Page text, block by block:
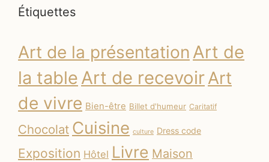
Étiquettes
Art de la présentation Art de
la table Art de recevoirArt
de vivre Bien-être Billet d'humeur Caritatif
Chocolat Cuisine culture Dress code
Exposition Hôtel Livre Maison